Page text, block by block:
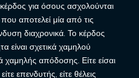
για όσους ασχολούνται
που αποτελεί μία από τις
διαχρονικά. Το κέρδος
είναι σχετικά χαμηλού
χαμηλής απόδοσης. Είτε είσαι
επενδυτής, είτε θέλεις